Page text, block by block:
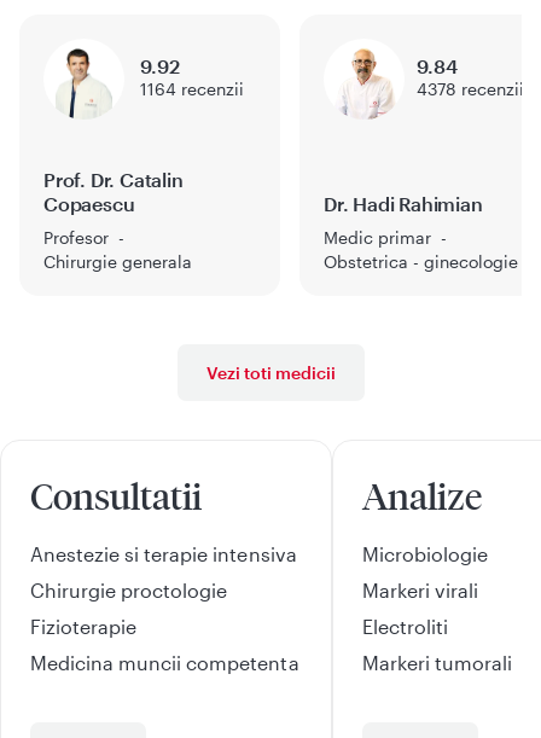
Prof. Dr. Catalin
Copaescu
Profesor
Chirurgie generala
9.92
1164 recenzii
Dr. Hadi Rahimian
Medic primar
Obstetrica - ginecologie
9.84
4378 recenzii
Vezi toti medicii
Consultatii
Anestezie si terapie intensiva
Chirurgie proctologie
Fizioterapie
Medicina muncii competenta
Analize
Microbiologie
Markeri virali
Electroliti
Markeri tumorali